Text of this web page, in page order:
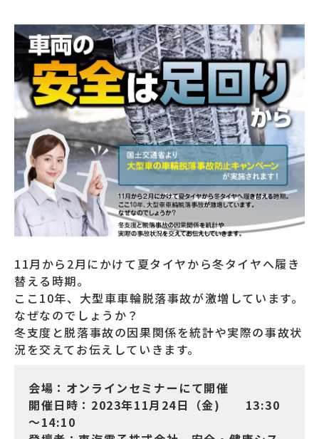
11月から2月にかけて夏タイヤから冬タイヤへ履き
替える時期。
ここ10年、大型車車輪脱落事故が激増しています。
なぜなのでしょうか？
冬支度と脱落事故の因果関係を統計や実際の事故状
況を交えてお伝えしていきます。
会場：オンラインセミナーにて開催
開催日時：2023年11月24日（金) 13:30
～14:10